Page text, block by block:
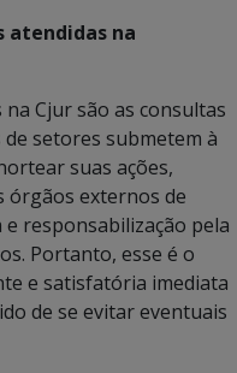
atendidas na
Cjur são as consultas
setores submetem à
suas ações,
órgãos externos de
responsabilização pela
Portanto, esse é o
e satisfatória imediata
de se evitar eventuais